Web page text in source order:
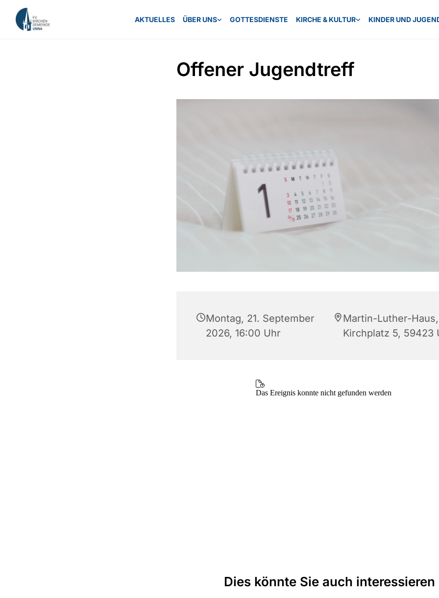
AKTUELLES ÜBER UNS GOTTESDIENSTE KIRCHE & KULTUR KINDER UND
Offener Jugendtreff
Montag, 21. September
2026, 16:00 Uhr
Martin-Luther-Haus,
Kirchplatz 5, 59423
Dies könnte Sie auch interessieren